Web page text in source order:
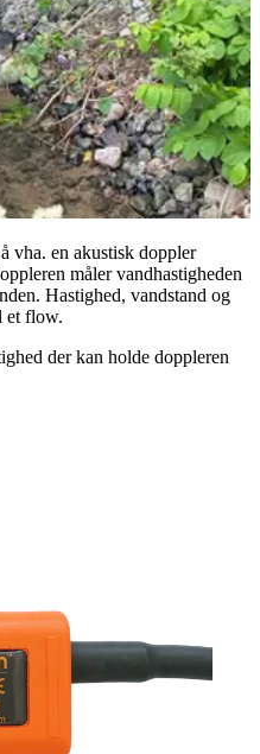
vha. en akustisk doppler
måler vandhastigheden
Hastighed, vandstand og
et flow.
der kan holde doppleren